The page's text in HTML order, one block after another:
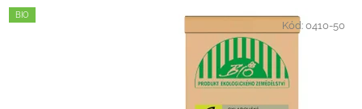
BIO
Kód:0410-50